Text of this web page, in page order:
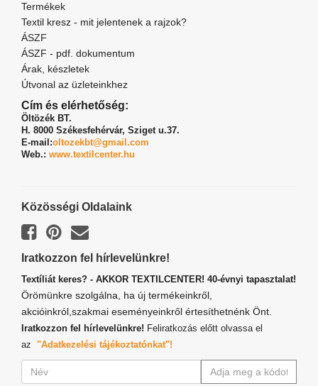
Termékek
Textil kresz - mit jelentenek a rajzok?
ÁSZF
ÁSZF - pdf. dokumentum
Árak, készletek
Útvonal az üzleteinkhez
Cím és elérhetőség:
Öltözék BT.
H. 8000 Székesfehérvár, Sziget u.37.
E-mail:oltozekbt@gmail.com
Web.: www.textilcenter.hu
Közösségi Oldalaink
Iratkozzon fel hírlevelünkre!
Textíliát keres? - AKKOR TEXTILCENTER! 40-évnyi tapasztalat!
Örömünkre szolgálna, ha új termékeinkről,
akcióinkról,szakmai eseményeinkről értesíthetnénk Önt.
Iratkozzon fel hírlevelünkre! Feliratkozás előtt olvassa el
az "Adatkezelési tájékoztatónkat"!